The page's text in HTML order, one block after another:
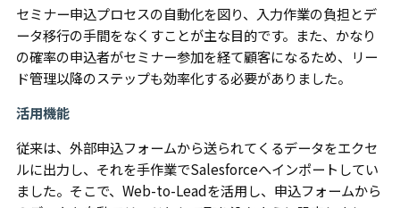
セミナー申込プロセスの自動化を図り、入力作業の負担とデ
ータ移行の手間をなくすことが主な目的です。また、かなり
の確率の申込者がセミナー参加を経て顧客になるため、リー
ド管理以降のステップも効率化する必要がありました。
活用機能
従来は、外部申込フォームから送られてくるデータをエクセ
ルに出力し、それを手作業でSalesforceへインポートしてい
ました。そこで、Web-to-Leadを活用し、申込フォームから